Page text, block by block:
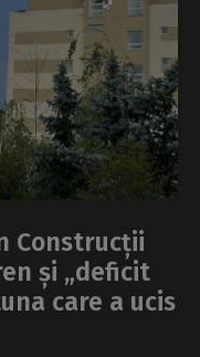
Construcții
și „deficit
care a ucis